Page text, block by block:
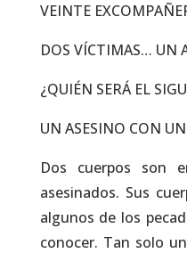
VEINTE
DOS VÍCTIMAS… UN
¿QUIÉN SERÁ EL
UN ASESINO CON
Dos cuerpos son
asesinados. Sus
algunos de los
conocer. Tan solo